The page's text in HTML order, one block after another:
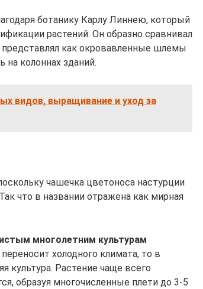
ботанику Карлу Линнею, который
растений. Он образно сравнивал
как окровавленные шлемы
колоннах зданий.
видов, выращивание и уход за
чашечка цветоноса настурции
что в названии отражена как мирная
многолетним культурам
холодного климата, то в
культура. Растение чаще всего
образуя многочисленные плети до 3-5